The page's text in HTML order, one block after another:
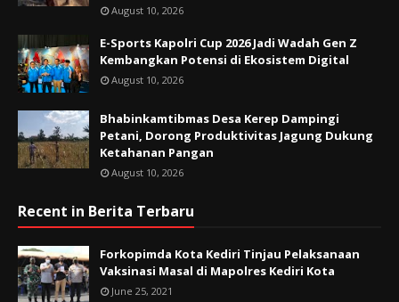
August 10, 2026
E-Sports Kapolri Cup 2026 Jadi Wadah Gen Z
Kembangkan Potensi di Ekosistem Digital
August 10, 2026
Bhabinkamtibmas Desa Kerep Dampingi
Petani, Dorong Produktivitas Jagung Dukung
Ketahanan Pangan
August 10, 2026
Recent in Berita Terbaru
Forkopimda Kota Kediri Tinjau Pelaksanaan
Vaksinasi Masal di Mapolres Kediri Kota
June 25, 2021